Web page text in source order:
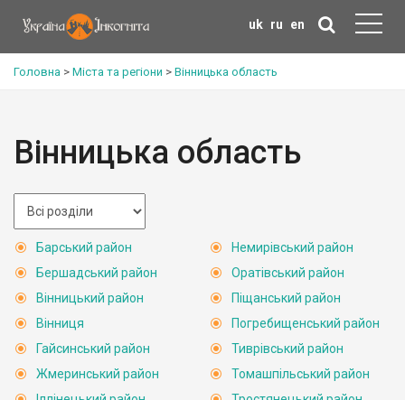
uk ru en
Головна > Міста та регіони > Вінницька область
Вінницька область
Барський район
Бершадський район
Вінницький район
Вінниця
Гайсинський район
Жмеринський район
Немирівський район
Оратівський район
Піщанський район
Погребищенський район
Тиврівський район
Томашпільський район